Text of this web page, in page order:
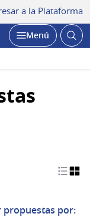
a la Plataforma
Abrir
Menú
propuestas por: